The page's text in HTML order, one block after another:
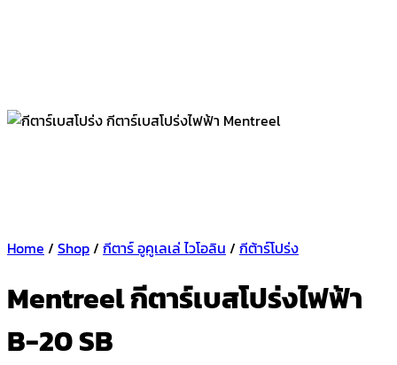
Home / Shop/ กีตาร์ อูคูเลเล่ ไวโอลิน / กีต้าร์โปร่ง
Mentreel กีตาร์เบสโปร่งไฟฟ้า
B-20 SB